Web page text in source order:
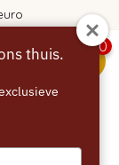
0
thuis.